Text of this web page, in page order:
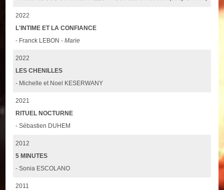
2022
L'INTIME ET LA CONFIANCE
- Franck LEBON -Marie
2022
LES CHENILLES
- Michelle et Noel KESERWANY
2021
RITUEL NOCTURNE
- Sébastien DUHEM
2012
5 MINUTES
- Sonia ESCOLANO
2011